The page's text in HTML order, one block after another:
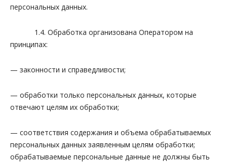
персональных данных.
1.4. Обработка организована Оператором на
принципах:
— законности и справедливости;
— обработки только персональных данных, которые
отвечают целям их обработки;
— соответствия содержания и объема обрабатываемых
персональных данных заявленным целям обработки;
обрабатываемые персональные данные не должны быть